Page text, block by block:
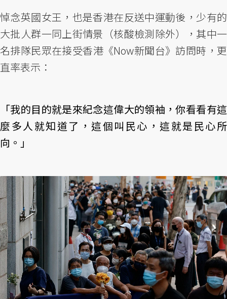
悼念英國女王，也是香港在反送中運動後，少有的
大批人群一同上街情景（核酸檢測除外），其中一
名排隊民眾在接受香港《Now新聞台》訪問時，更
直率表示：
「我的目的就是來紀念這偉大的領袖，你看看有這
麼多人就知道了，這個叫民心，這就是民心所
向。」